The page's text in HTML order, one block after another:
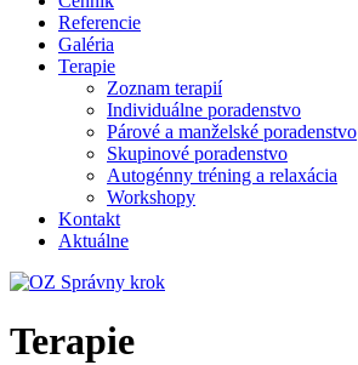
je
čas
sa
vami
podeliť
svoje
názory
na
Sisal
Indiánske
Bonusom
Referencie
Galéria
Terapie
Zoznam terapií
Individuálne poradenstvo
Párové a manželské poradenstvo
Skupinové poradenstvo
Autogénny tréning a relaxácia
Workshopy
Kontakt
Aktuálne
Terapie